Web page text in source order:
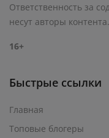
Ответственность за
несут авторы контента.
16+
Быстрые ссылки
Главная
Топовые блогеры